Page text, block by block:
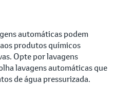
automáticas podem
produtos químicos
Opte por lavagens
lavagens automáticas que
de água pressurizada.